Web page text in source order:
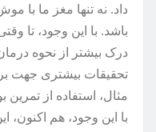
داد. نه تنها مغز ما با
باشد. با این وجود، تا
درک بیشتر از نحوه
تحقیقات بیشتری جهت
مثال، استفاده از تمرین
با این وجود، هم